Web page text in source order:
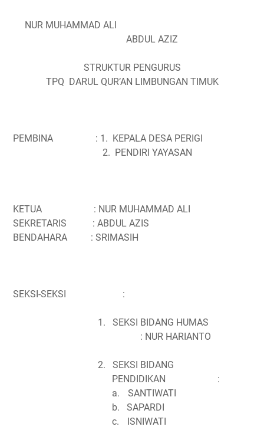
NUR MUHAMMAD ALI
ABDUL AZIZ
STRUKTUR PENGURUS
TPQ DARUL QUR’AN LIMBUNGAN TIMUK
PEMBINA : 1. KEPALA DESA PERIGI
2. PENDIRI YAYASAN
KETUA
: NUR MUHAMMAD ALI
SEKRETARIS
: ABDUL AZIS
BENDAHARA
: SRIMASIH
SEKSI-SEKSI :
1.
SEKSI BIDANG HUMAS
: NUR HARIANTO
2.
SEKSI BIDANG
PENDIDIKAN
:
a.
SANTIWATI
b.
SAPARDI
c.
ISNIWATI